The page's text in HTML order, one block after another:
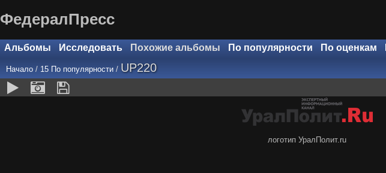
ФедералПресс
Альбомы Исследовать Похожие альбомы По популярности По оценкам
Начало / 15 По популярности / UP220
логотип УралПолит.ru